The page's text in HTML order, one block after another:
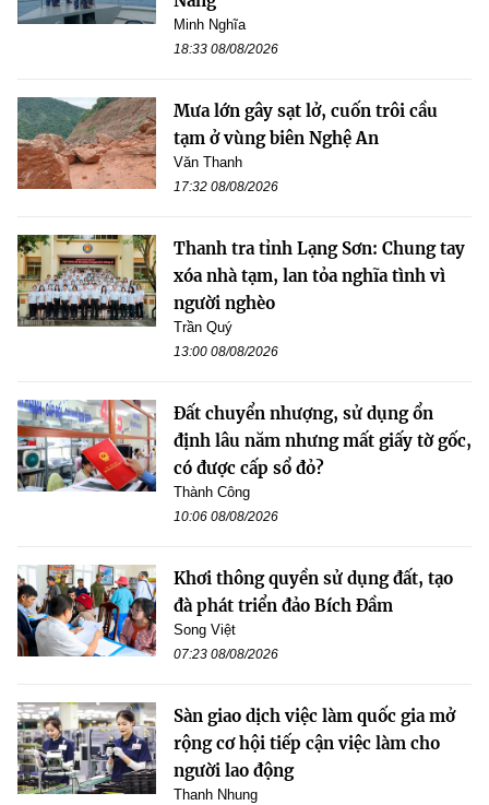
Minh Nghĩa
18:33 08/08/2026
Mưa lớn gây sạt lở, cuốn trôi cầu
tạm ở vùng biên Nghệ An
Văn Thanh
17:32 08/08/2026
Thanh tra tỉnh Lạng Sơn: Chung tay
xóa nhà tạm, lan tỏa nghĩa tình vì
người nghèo
Trần Quý
13:00 08/08/2026
Đất chuyển nhượng, sử dụng ổn
định lâu năm nhưng mất giấy tờ gốc,
có được cấp sổ đỏ?
Thành Công
10:06 08/08/2026
Khơi thông quyền sử dụng đất, tạo
đà phát triển đảo Bích Đầm
Song Việt
07:23 08/08/2026
Sàn giao dịch việc làm quốc gia mở
rộng cơ hội tiếp cận việc làm cho
người lao động
Thanh Nhung